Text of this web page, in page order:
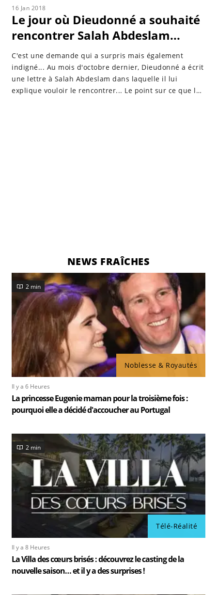
16 Jan 2018
Le jour où Dieudonné a souhaité
rencontrer Salah Abdeslam...
C'est une demande qui a surpris mais également
indigné... Au mois d'octobre dernier, Dieudonné a écrit
une lettre à Salah Abdeslam dans laquelle il lui
explique vouloir le rencontrer... Le point sur ce que le
NEWS FRAÎCHES
Noblesse & Royautés
2 min
Il y a 6 Heures
La princesse Eugenie maman pour la troisième fois :
pourquoi elle a décidé d'accoucher au Portugal
Télé-Réalité
2 min
Il y a 8 Heures
La Villa des cœurs brisés : découvrez le casting de la
nouvelle saison… et il y a des surprises !